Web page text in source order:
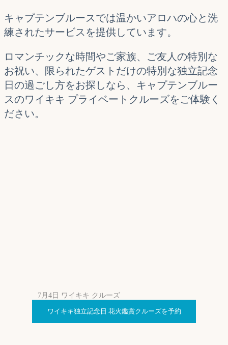
キャプテンブルースでは温かいアロハの心と洗
練されたサービスを提供しています。
ロマンチックな時間やご家族、ご友人の特別な
お祝い、限られたゲストだけの特別な独立記念
日の過ごし方をお探しなら、キャプテンブルー
スのワイキキ プライベートクルーズをご体験く
ださい。
7月4日 ワイキキ クルーズ
ワイキキ独立記念日 花火鑑賞クルーズを予約